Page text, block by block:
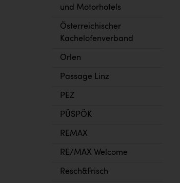
und Motorhotels
Österreichischer
Kachelofenverband
Orlen
Passage Linz
PEZ
PÜSPÖK
REMAX
RE/MAX Welcome
Resch&Frisch